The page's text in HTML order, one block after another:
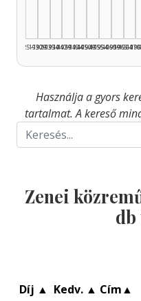
1925–1929
1930–1934
1935–1939
1940–1944
1945–1949
1950–1954
1955–1959
1960–1964
Használja a gyors
tartalmat. A kereső
Zenei
Díj ▲ Kedv. ▲ Cím▲